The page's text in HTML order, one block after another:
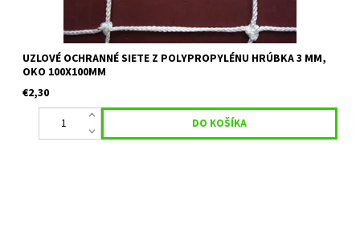
UZLOVÉ OCHRANNÉ SIETE Z POLYPROPYLÉNU HRÚBKA 3 MM,
OKO 100X100MM
€2,30